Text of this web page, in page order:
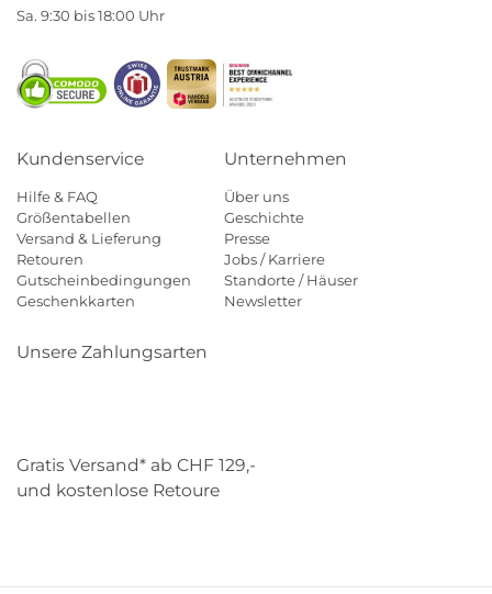
Sa. 9:30 bis 18:00 Uhr
Kundenservice
Hilfe & FAQ
Größentabellen
Versand & Lieferung
Retouren
Gutscheinbedingungen
Geschenkkarten
Unternehmen
Über uns
Geschichte
Presse
Jobs / Karriere
Standorte / Häuser
Newsletter
Unsere Zahlungsarten
Gratis Versand* ab CHF 129,-
und kostenlose Retoure